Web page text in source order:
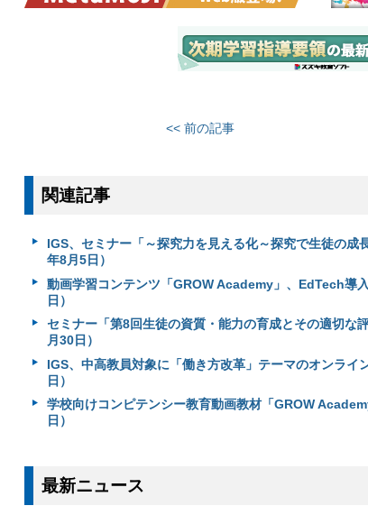
<< 前の記事
関連記事
IGS、セミナー「～探究力を見える化～探究で生徒の成
年8月5日）
動画学習コンテンツ「GROW Academy」、EdTech導
日）
セミナー「第8回生徒の資質・能力の育成とその適切な
月30日）
IGS、中高教員対象に「働き方改革」テーマのオンライ
日）
学校向けコンピテンシー教育動画教材「GROW
日）
最新ニュース